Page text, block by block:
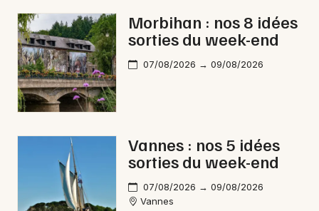
Morbihan : nos 8 idées
sorties du week-end
07/08/2026 → 09/08/2026
Vannes : nos 5 idées
sorties du week-end
07/08/2026 → 09/08/2026
Vannes